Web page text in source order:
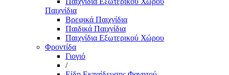
Παιχνίδια
Βρεφικά Παιχνίδια
Παιδικά Παιχνίδια
Παιχνίδια Εξωτερικού Χώρου
Φροντίδα
Γιογιό
/